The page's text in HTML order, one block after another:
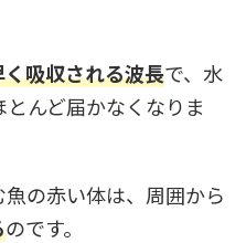
吸収される波長で、水
んど届かなくなりま
の赤い体は、周囲から
のです。